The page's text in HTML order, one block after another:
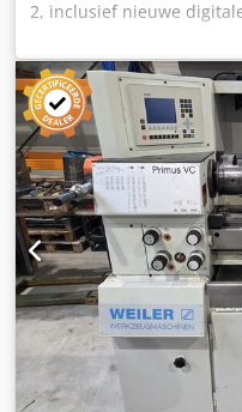
2, inclusief nieuwe
een schoolomgeving -
mm -Afstand tussen de
15 - 3550 toeren/min
Automatische
Schroefdraad / metrisch
assenaanzege -
Werkverlichting -Multifix
Koelvloeistofvoorziening
kegelspanplaat -Losse
gereedschappen -
0,6 x 1,5 meter / Gewicht
voorbehouden.